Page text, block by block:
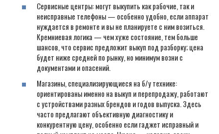
Сервисные центры: могут выкупить как рабочие, так и
неисправные телефоны — особенно удобно, если аппарат
нуждается в ремонте и вы не планируете с ним возиться.
Кремниевая логика — чем хуже состояние, тем больше
шансов, что сервис предложит выкуп под разборку; цена
будет ниже средней по рынку, но минимум возни с
документами и опасений.
Магазины, специализирующиеся на б/у технике:
ориентированы именно на выкуп и перепродажу, работают
с устройствами разных брендов и годов выпуска. Здесь
часто предлагают объективную диагностику и
конкурентную цену, особенно если гаджет исправный и